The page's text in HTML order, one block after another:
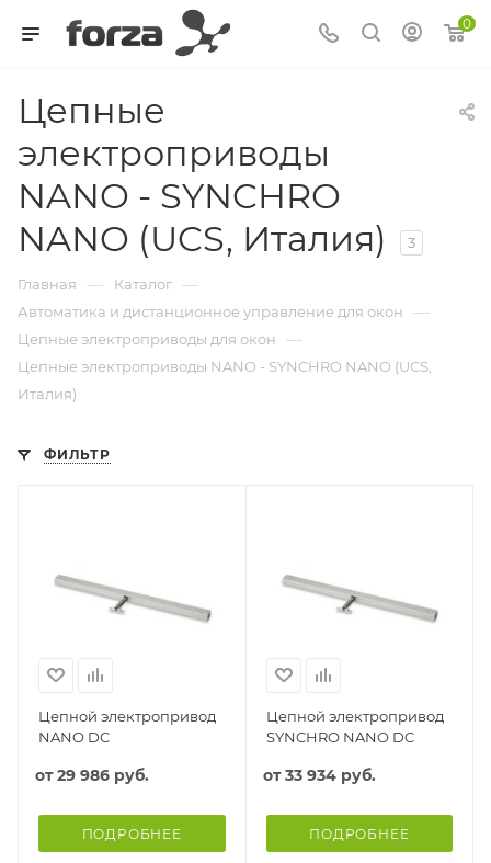
0
Цепные
электроприводы
NANO - SYNCHRO
NANO (UCS, Италия)
3
Главная — Каталог —
Автоматика и дистанционное управление для окон —
Цепные электроприводы для окон —
Цепные электроприводы NANO - SYNCHRO NANO (UCS,
Италия)
ФИЛЬТР
Цепной электропривод
NANO DC
от29 986 руб.
ПОДРОБНЕЕ
Цепной электропривод
SYNCHRO NANO DC
от33 934 руб.
ПОДРОБНЕЕ